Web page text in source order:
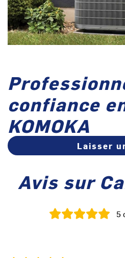
confiance
KOMOKA
Laisser
Avis sur
5